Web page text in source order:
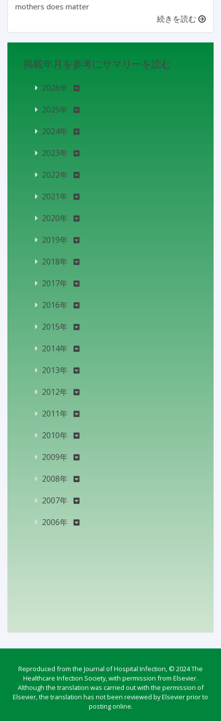
mothers does matter
続きを読む
掲載年月を参考にサマリーを読む
2026年
2025年
2024年
2023年
2022年
2021年
2020年
2019年
2018年
2017年
2016年
2015年
2014年
2013年
2012年
2011年
2010年
2009年
2008年
2007年
2006年
Reproduced from the Journal of Hospital Infection, © 2024 The
Healthcare Infection Society, with permission from Elsevier.
Although the translation was carried out with the permission of
Elsevier, the translation has not been reviewed by Elsevier prior to
posting online.